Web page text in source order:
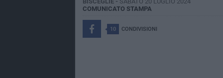
COMUNICATO STAMPA
10 CONDIVISIONI